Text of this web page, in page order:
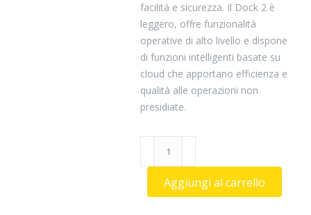
facilità e sicurezza. Il Dock 2 è
leggero, offre funzionalità
operative di alto livello e dispone
di funzioni intelligenti basate su
cloud che apportano efficienza e
qualità alle operazioni non
presidiate.
Matrice
Aggiungi al carrello